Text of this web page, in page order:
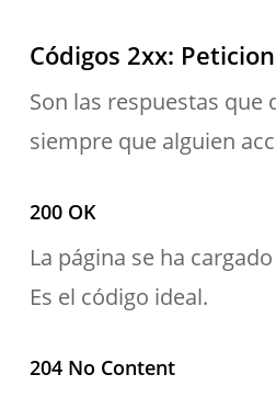
Códigos 2xx:
Son las respuestas que
siempre que alguien
200 OK
La página se ha
Es el código ideal.
204 No Content